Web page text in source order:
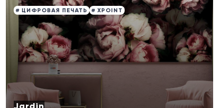
# ЦИФРОВАЯ ПЕЧАТЬ # XPOINT